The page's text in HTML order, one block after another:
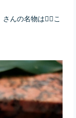
んの名物は👇🏻こ